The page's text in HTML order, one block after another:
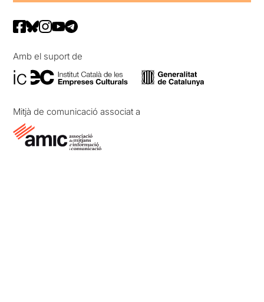
Amb el suport de
Mitjà de comunicació associat a